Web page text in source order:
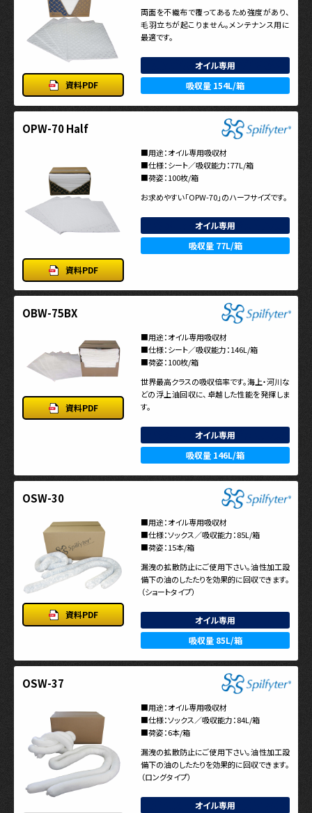
資料PDF
両面を不織布で覆ってあるため強度があり、
毛羽立ちが起こりません。メンテナンス用に
最適です。
オイル専用
吸収量 154L/箱
OPW-70 Half
資料PDF
■用途：オイル専用吸収材
■仕様：シート／吸収能力：77L/箱
■荷姿：100枚/箱
お求めやすい「OPW-70」のハーフサイズです。
オイル専用
吸収量 77L/箱
OBW-75BX
資料PDF
■用途：オイル専用吸収材
■仕様：シート／吸収能力：146L/箱
■荷姿：100枚/箱
世界最高クラスの吸収倍率です。海上・河川な
どの浮上油回収に、卓越した性能を発揮しま
す。
オイル専用
吸収量 146L/箱
OSW-30
資料PDF
■用途：オイル専用吸収材
■仕様：ソックス／吸収能力：85L/箱
■荷姿：15本/箱
漏洩の拡散防止にご使用下さい。油性加工設
備下の油のしたたりを効果的に回収できます。
（ショートタイプ）
オイル専用
吸収量 85L/箱
OSW-37
■用途：オイル専用吸収材
■仕様：ソックス／吸収能力：84L/箱
■荷姿：6本/箱
漏洩の拡散防止にご使用下さい。油性加工設
備下の油のしたたりを効果的に回収できます。
（ロングタイプ）
オイル専用